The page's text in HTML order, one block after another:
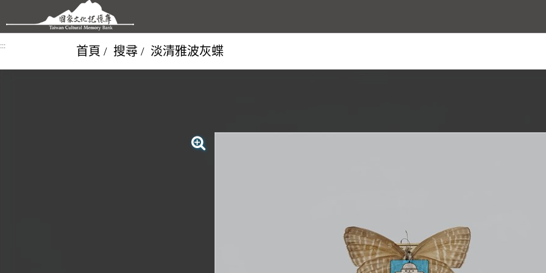
跳到主要內容區塊
::: 首頁 搜尋 淡清雅波灰蝶